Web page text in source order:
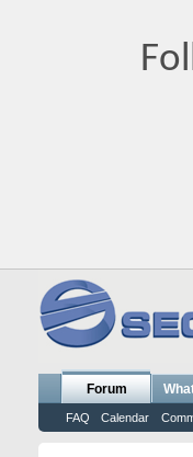
Forum
FAQ Calendar